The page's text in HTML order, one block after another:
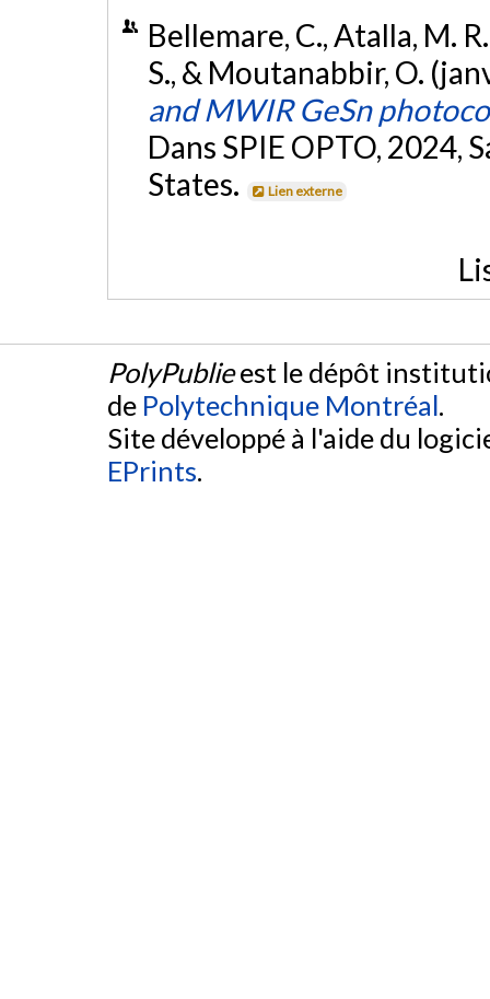
Bellemare, C., Atalla, M.
S., & Moutanabbir, O.
and MWIR GeSn
Dans SPIE OPTO, 2024,
States.
Lien externe
PolyPublieest le dépôt
de Polytechnique Montréal.
Site développé à l'aide du
EPrints.